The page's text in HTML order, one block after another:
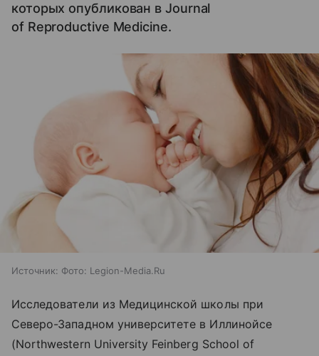
которых опубликован в Journal
of Reproductive Medicine.
Источник: Фото: Legion-Media.Ru
Исследователи из Медицинской школы при
Северо-Западном университете в Иллинойсе
(Northwestern University Feinberg School of